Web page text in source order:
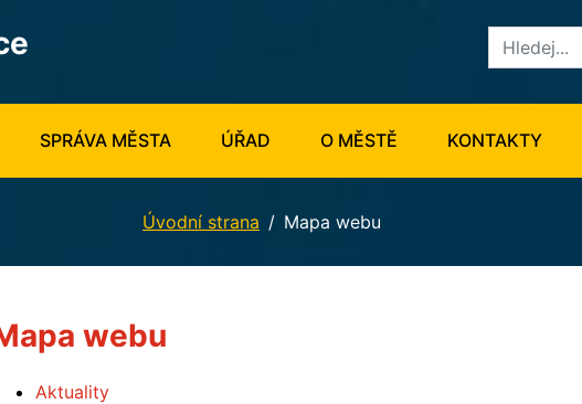
SPRÁVA MĚSTA ÚŘAD O MĚSTĚ KONTAKTY
Úvodní strana Mapa webu
webu
Aktuality